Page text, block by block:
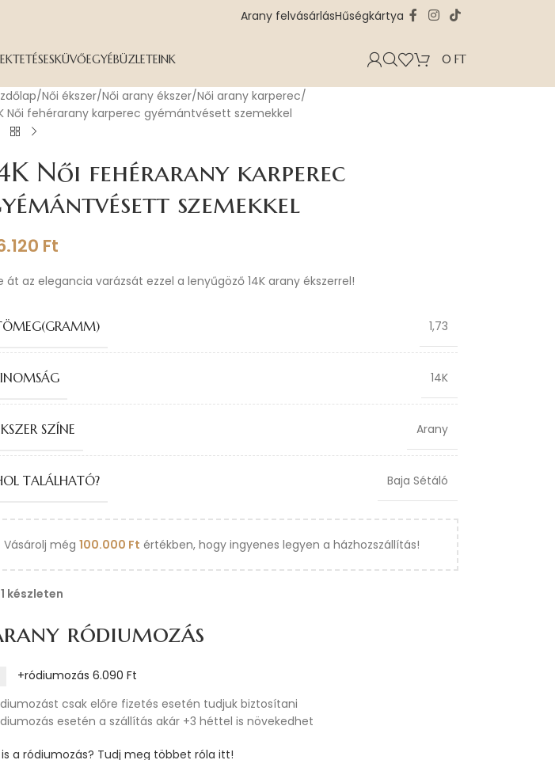
Arany felvásárlásHűségkártya
ESKÜVŐEGYÉBÜZLETEINK 0 FT
Női ékszer Női arany ékszer Női arany karperec
Női fehérarany karperec gyémántvésett szemekkel
Női fehérarany karperec
szemekkel
Ft
át az elegancia varázsát ezzel a lenyűgöző 14K arany ékszerrel!
1,73
14K
SZÍNE Arany
TALÁLHATÓ? Baja Sétáló
Vásárolj még 100.000 Ft értékben, hogy ingyenes legyen a házhozszállítás!
1 készleten
ródiumozás
+ródiumozás 6.090 Ft
csak előre fizetés esetén tudjuk biztosítani
esetén a szállítás akár +3 héttel is növekedhet
is a ródiumozás? Tudj meg többet róla itt!